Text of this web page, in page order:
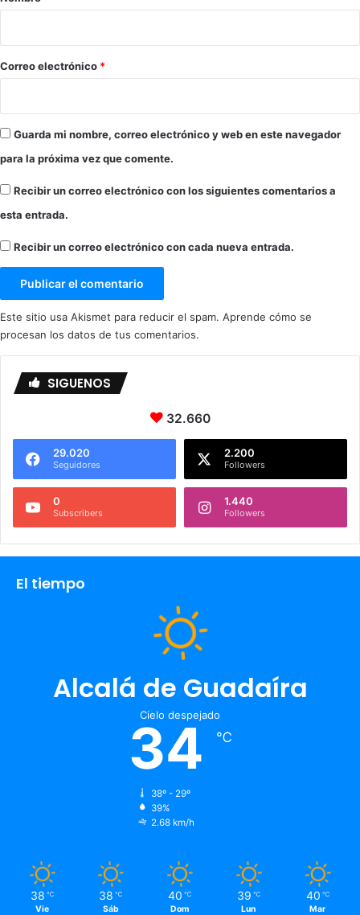
6
*
Correo electrónico *
Guarda mi nombre, correo electrónico y web en este navegador
para la próxima vez que comente.
Recibir un correo electrónico con los siguientes comentarios a
esta entrada.
Recibir un correo electrónico con cada nueva entrada.
Este sitio usa Akismet para reducir el spam. Aprende cómo se
procesan los datos de tus comentarios.
SIGUENOS
32.660
29.020
Seguidores
2.200
Followers
0
Subscribers
1.440
Followers
El tiempo
Alcalá de Guadaíra
Cielo despejado
34 ℃
38º - 29º
39%
2.68 km/h
38 ℃
Vie
38 ℃
Sáb
40 ℃
Dom
39 ℃
Lun
40 ℃
Mar